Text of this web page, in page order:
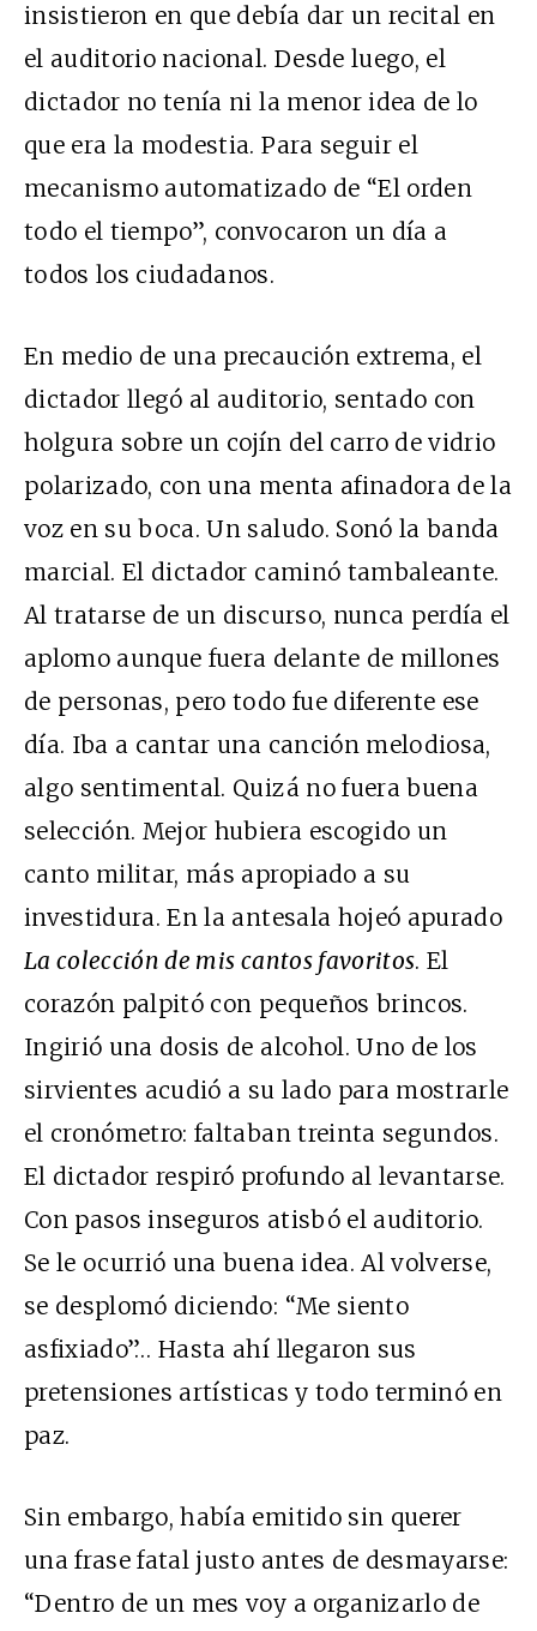
insistieron en que debía dar un recital en
el auditorio nacional. Desde luego, el
dictador no tenía ni la menor idea de lo
que era la modestia. Para seguir el
mecanismo automatizado de “El orden
todo el tiempo”, convocaron un día a
todos los ciudadanos.
En medio de una precaución extrema, el
dictador llegó al auditorio, sentado con
holgura sobre un cojín del carro de vidrio
polarizado, con una menta afinadora de la
voz en su boca. Un saludo. Sonó la banda
marcial. El dictador caminó tambaleante.
Al tratarse de un discurso, nunca perdía el
aplomo aunque fuera delante de millones
de personas, pero todo fue diferente ese
día. Iba a cantar una canción melodiosa,
algo sentimental. Quizá no fuera buena
selección. Mejor hubiera escogido un
canto militar, más apropiado a su
investidura. En la antesala hojeó apurado
La colección de mis cantos favoritos. El
corazón palpitó con pequeños brincos.
Ingirió una dosis de alcohol. Uno de los
sirvientes acudió a su lado para mostrarle
el cronómetro: faltaban treinta segundos.
El dictador respiró profundo al levantarse.
Con pasos inseguros atisbó el auditorio.
Se le ocurrió una buena idea. Al volverse,
se desplomó diciendo: “Me siento
asfixiado”… Hasta ahí llegaron sus
pretensiones artísticas y todo terminó en
paz.
Sin embargo, había emitido sin querer
una frase fatal justo antes de desmayarse:
“Dentro de un mes voy a organizarlo de